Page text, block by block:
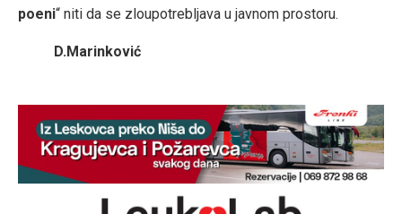
poeni“ niti da se zloupotrebljava u javnom prostoru.
D.Marinković